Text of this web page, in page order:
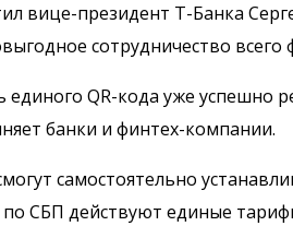
вице-президент Т-Банка
сотрудничество всего
единого QR-кода уже успешно
банки и финтех-компании.
самостоятельно
по СБП действуют единые